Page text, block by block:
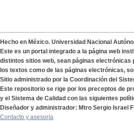
Hecho en México. Universidad Nacional
Este es un portal integrado a la página web
distintos sitios web, sean páginas electrónicas
los textos como de las páginas electrónicas,
Sitio administrado por la Coordinación del
Este repositorio se rige por los preceptos de
y el Sistema de Calidad con las siguientes
Diseñador y administrador: Mtro Sergio Israel
Contacto y asesoría